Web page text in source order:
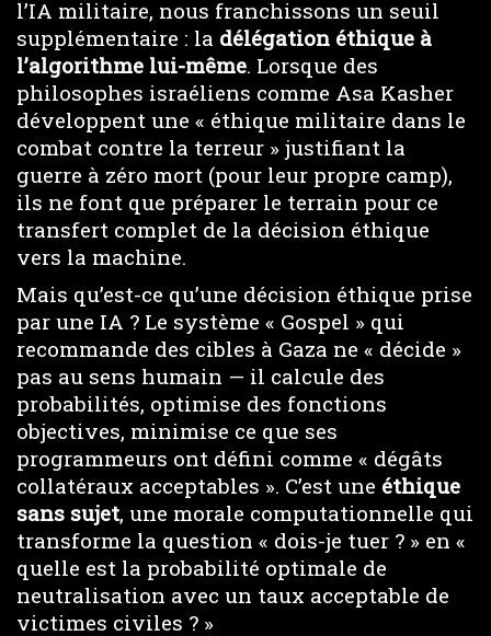
l’IA militaire, nous franchissons un seuil
supplémentaire : la délégation éthique à
l’algorithme lui-même. Lorsque des
philosophes israéliens comme Asa Kasher
développent une « éthique militaire dans le
combat contre la terreur » justifiant la
guerre à zéro mort (pour leur propre camp),
ils ne font que préparer le terrain pour ce
transfert complet de la décision éthique
vers la machine.
Mais qu’est-ce qu’une décision éthique prise
par une IA ? Le système « Gospel » qui
recommande des cibles à Gaza ne « décide »
pas au sens humain — il calcule des
probabilités, optimise des fonctions
objectives, minimise ce que ses
programmeurs ont défini comme « dégâts
collatéraux acceptables ». C’est une éthique
sans sujet, une morale computationnelle qui
transforme la question « dois-je tuer ? » en «
quelle est la probabilité optimale de
neutralisation avec un taux acceptable de
victimes civiles ? »